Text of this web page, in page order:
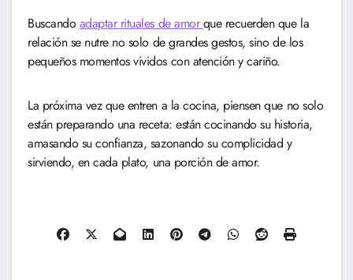
Buscandoadaptar rituales de amorque recuerden que la
relación se nutre no solo de grandes gestos, sino de los
pequeños momentos vividos con atención y cariño.
La próxima vez que entren a la cocina, piensen que no solo
están preparando una receta: están cocinando su historia,
amasando su confianza, sazonando su complicidad y
sirviendo, en cada plato, una porción de amor.